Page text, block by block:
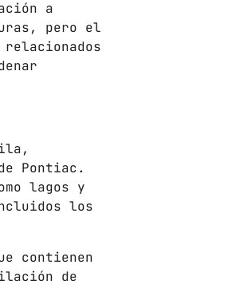
a
pero el
Pontiac.
lagos y
los
contienen
de